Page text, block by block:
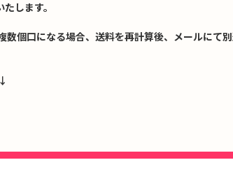
します。
個口になる場合、送料を再計算後、メールにて